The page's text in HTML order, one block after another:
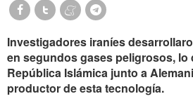
Investigadores iraníes
en segundos gases peligrosos, lo
República Islámica junto a
productor de esta tecnología.